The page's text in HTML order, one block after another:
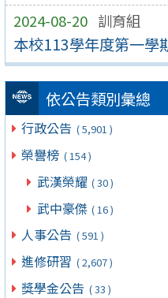
2024-08-20 訓育組
本校113學年度第一學
依公告類別彙總
行政公告 ( 5,901 )
榮譽榜 ( 154 )
武漢榮耀 ( 30 )
武中豪傑 ( 16 )
人事公告 ( 591 )
進修研習 ( 2,607 )
獎學金公告 ( 33 )